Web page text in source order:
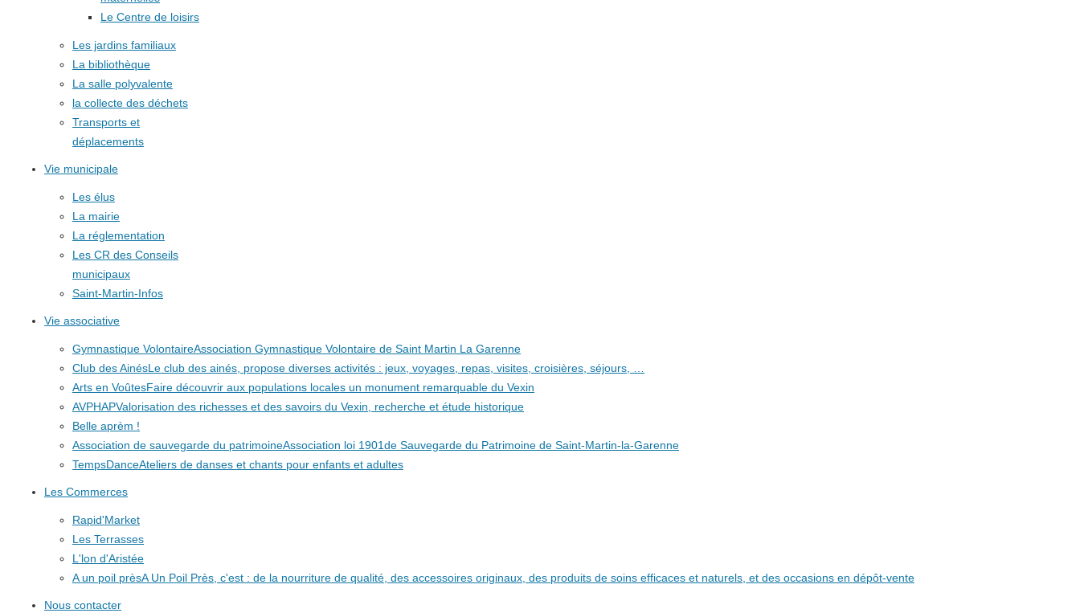
Le Centre de loisirs
Les jardins familiaux
La bibliothèque
La salle polyvalente
la collecte des déchets
Transports et
déplacements
Vie municipale
Les élus
La mairie
La réglementation
Les CR des Conseils
municipaux
Saint-Martin-Infos
Vie associative
Gymnastique VolontaireAssociation Gymnastique Volontaire de Saint Martin La Garenne
Club des AinésLe club des ainés, propose diverses activités : jeux, voyages, repas, visites, croisières, séjours, …
Arts en VoûtesFaire découvrir aux populations locales un monument remarquable du Vexin
AVPHAPValorisation des richesses et des savoirs du Vexin, recherche et étude historique
Belle aprèm !
Association de sauvegarde du patrimoineAssociation loi 1901de Sauvegarde du Patrimoine de Saint-Martin-la-Garenne
TempsDanceAteliers de danses et chants pour enfants et adultes
Les Commerces
Rapid'Market
Les Terrasses
L'lon d'Aristée
A un poil prèsA Un Poil Près, c'est : de la nourriture de qualité, des accessoires originaux, des produits de soins efficaces et naturels, et des occasions en dépôt-vente
Nous contacter